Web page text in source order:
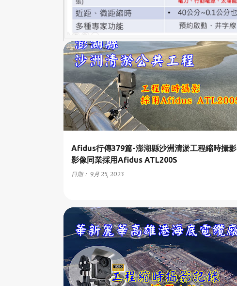
Afidus行傳379篇-澎湖縣沙洲清淤工程縮時攝影
影像同業採用Afidus ATL200S
日期： 9月 25, 2023
A1-公共工程與基礎建設
A2-商業與住宅建案 +1